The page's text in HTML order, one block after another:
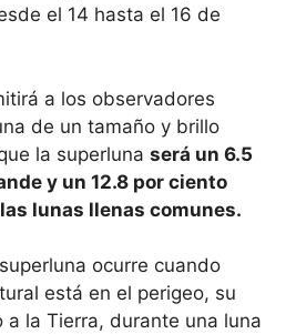
el 14 hasta el 16 de
a los observadores
de un tamaño y brillo
la superluna será un 6.5
y un 12.8 por ciento
lunas llenas comunes.
ocurre cuando
está en el perigeo, su
a la Tierra, durante una luna